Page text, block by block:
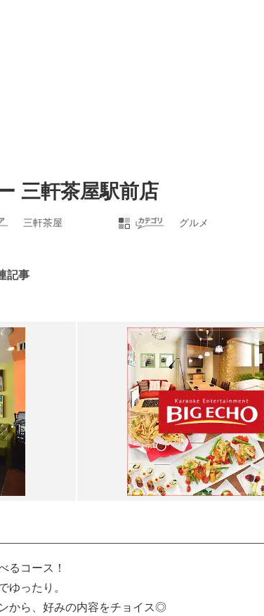
三軒茶屋駅前店
三軒茶屋 グルメ
記事
るコース！
ったり。
から、好みの内容をチョイス◎